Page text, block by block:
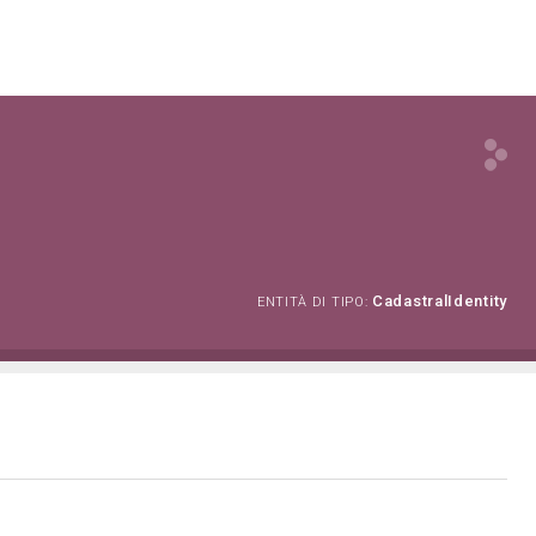
ENTITÀ DI TIPO: CadastralIdentity